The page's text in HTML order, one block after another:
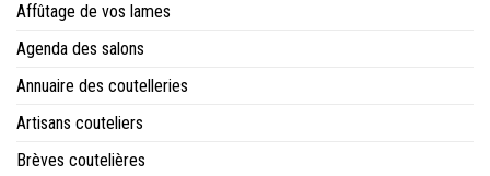
Affûtage de vos lames
Agenda des salons
Annuaire des coutelleries
Artisans couteliers
Brèves coutelières